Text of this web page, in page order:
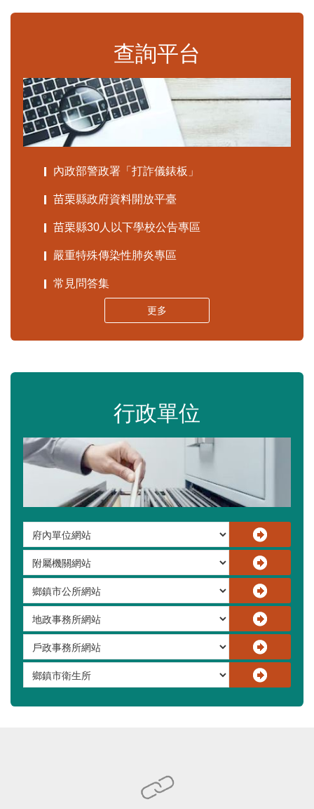
查詢平台
內政部警政署「打詐儀錶板」
苗栗縣政府資料開放平臺
苗栗縣30人以下學校公告專區
嚴重特殊傳染性肺炎專區
常見問答集
更多
行政單位